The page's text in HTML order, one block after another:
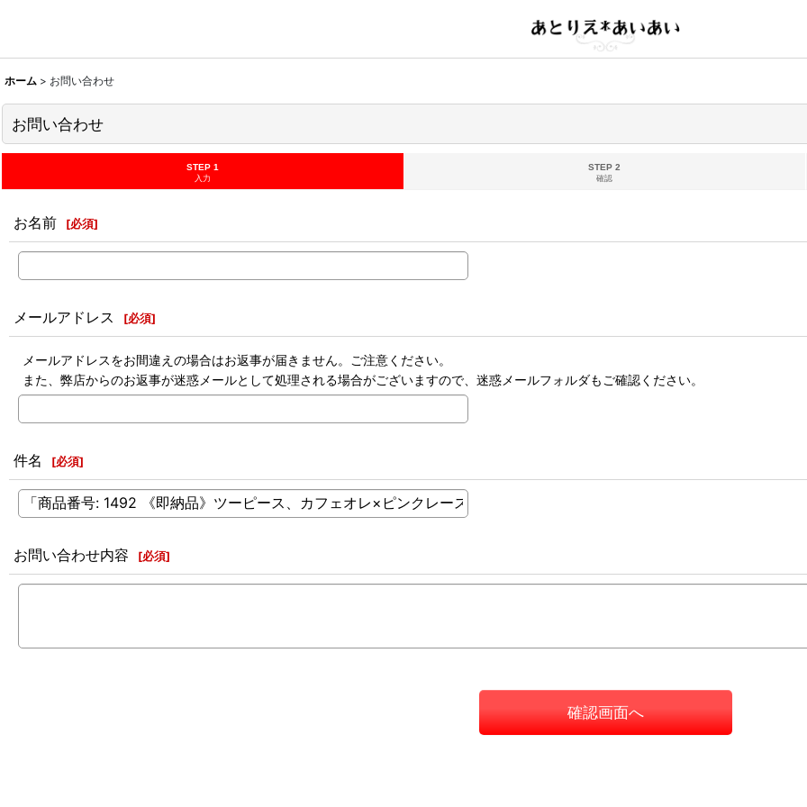
ホーム > お問い合わせ
お問い合わせ
STEP 1
入力
STEP 2
確認
お名前 [必須]
メールアドレス [必須]
メールアドレスをお間違えの場合はお返事が届きません。ご注意ください。
また、弊店からのお返事が迷惑メールとして処理される場合がございますので、迷惑メールフォルダもご確認ください。
件名 [必須]
お問い合わせ内容 [必須]
確認画面へ